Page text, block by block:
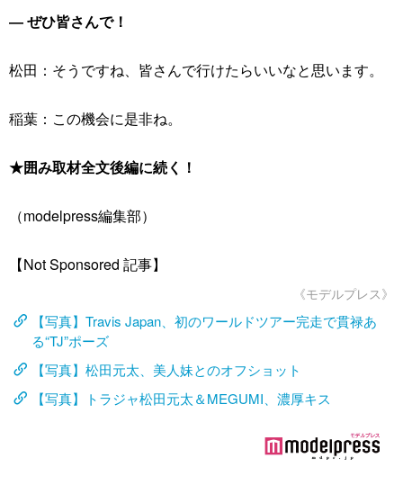
― ぜひ皆さんで！
松田：そうですね、皆さんで行けたらいいなと思います。
稲葉：この機会に是非ね。
★囲み取材全文後編に続く！
（modelpress編集部）
【Not Sponsored 記事】
《モデルプレス》
【写真】Travis Japan、初のワールドツアー完走で貫禄あ
る“TJ”ポーズ
【写真】松田元太、美人妹とのオフショット
【写真】トラジャ松田元太＆MEGUMI、濃厚キス